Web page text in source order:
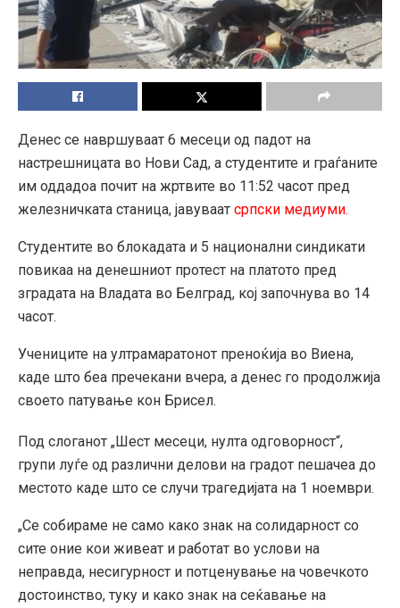
Денес се навршуваат 6 месеци од падот на
настрешницата во Нови Сад, а студентите и граѓаните
им оддадоа почит на жртвите во 11:52 часот пред
железничката станица, јавуваат српски медиуми.
Студентите во блокадата и 5 национални синдикати
повикаа на денешниот протест на платото пред
зградата на Владата во Белград, кој започнува во 14
часот.
Учениците на ултрамаратонот преноќија во Виена,
каде што беа пречекани вчера, а денес го продолжија
своето патување кон Брисел.
Под слоганот „Шест месеци, нулта одговорност“,
групи луѓе од различни делови на градот пешачеа до
местото каде што се случи трагедијата на 1 ноември.
„Се собираме не само како знак на солидарност со
сите оние кои живеат и работат во услови на
неправда, несигурност и потценување на човечкото
достоинство, туку и како знак на сеќавање на